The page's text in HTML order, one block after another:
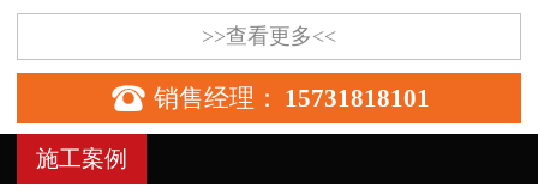
>>查看更多<<
 销售经理： 15731818101
施工案例